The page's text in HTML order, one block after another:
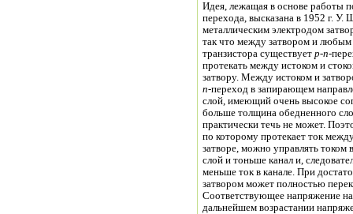
Идея, лежащая в основе работы
перехода, высказана в 1952 г.
металлическим электродом
так что между затвором и любым
транзистора существует p-n-
протекать между истоком и стоком, зависит от
затвору. Между истоком и
n-переход в запирающем
слой, имеющий очень высокое
больше толщина обедненного
практически течь не может. Поэтому увеличение
по которому протекает ток между истоком и
затворе, можно управлять током в канале. Чем больше , тем
слой и тоньше канал и,
меньше ток в канале. При достаточно
затвором может полностью
Соответствующее напряжение называется напряжением отсечки. При
дальнейшем возрастании